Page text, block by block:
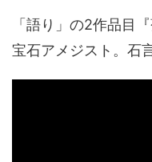
「語り」の2作品目『
宝石アメジスト。石